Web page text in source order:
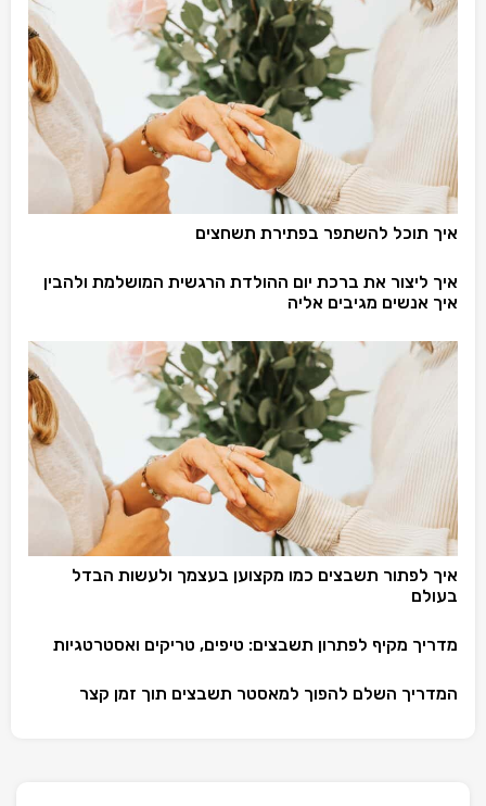
איך תוכל להשתפר בפתירת תשחצים
איך ליצור את ברכת יום ההולדת הרגשית המושלמת ולהבין
איך אנשים מגיבים אליה
איך לפתור תשבצים כמו מקצוען בעצמך ולעשות הבדל
בעולם
מדריך מקיף לפתרון תשבצים: טיפים, טריקים ואסטרטגיות
המדריך השלם להפוך למאסטר תשבצים תוך זמן קצר